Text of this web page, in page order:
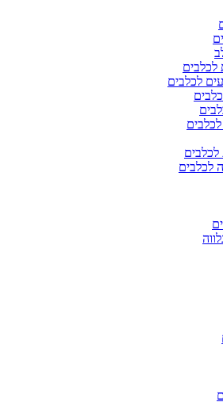
לכלבים
לכלבים
לכלבים
לכלבים
לכלבים